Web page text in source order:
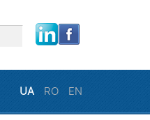
UA RO EN